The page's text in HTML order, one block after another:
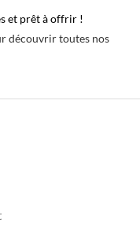
et prêt à offrir !
découvrir toutes nos